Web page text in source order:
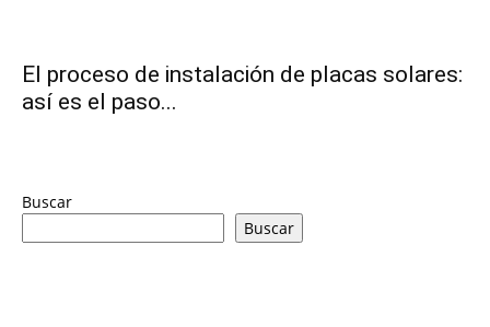
El proceso de instalación de placas solares:
así es el paso...
Buscar
Buscar